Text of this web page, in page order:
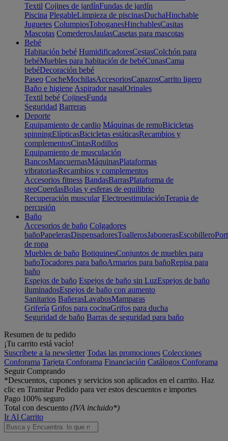
Textil Cojines de jardínFundas de jardín
Piscina PlegableLimpieza de piscinasDuchaHinchable
Juguetes ColumpiosToboganesHinchablesCasitas
Mascotas ComederosJaulasCasetas para mascotas
Bebé
Habitación bebé HumidificadoresCestasColchón para
bebéMuebles para habitación de bebéCunasCama
bebéDecoración bebé
Paseo CocheMochilasAccesoriosCapazosCarrito ligero
Baño e higiene Aspirador nasalOrinales
Textil bebé CojinesFunda
Seguridad Barreras
Deporte
Equipamiento de cardio Máquinas de remoBicicletas
spinningElípticasBicicletas estáticasRecambios y
complementosCintasRodillos
Equipamiento de musculación
BancosMancuernasMáquinasPlataformas
vibratoriasRecambios y complementos
Accesorios fitness BandasBarrasPlataforma de
stepCuerdasBolas y esferas de equilibrio
Recuperación muscular ElectroestimulaciónTerapia de
percusión
Baño
Accesorios de baño Colgadores
bañoPapelerasDispensadoresToallerosJabonerasEscobillero
de ropa
Muebles de baño BotiquinesConjuntos de muebles para
bañoTocadores para bañoArmarios para bañoRepisa para
baño
Espejos de baño Espejos de baño sin LuzEspejos de baño
iluminadosEspejos de baño con aumento
Sanitarios BañerasLavabosMamparas
Grifería Grifos para cocinaGrifos para ducha
Seguridad de baño Barras de seguridad para baño
Resumen de tu pedido
¡Tu carrito está vacío!
Suscríbete a la newsletter Todas las promociones Colecciones
Conforama Tarjeta Conforama Financiación Catálogos Conforama
Seguir Comprando
*Descuentos, cupones y servicios son aplicados en el carrito. Haz
clic en Tramitar Pedido para ver estos descuentos e importes
Pago 100% seguro
Total con descuento (IVA incluido*)
Ir Al Carrito